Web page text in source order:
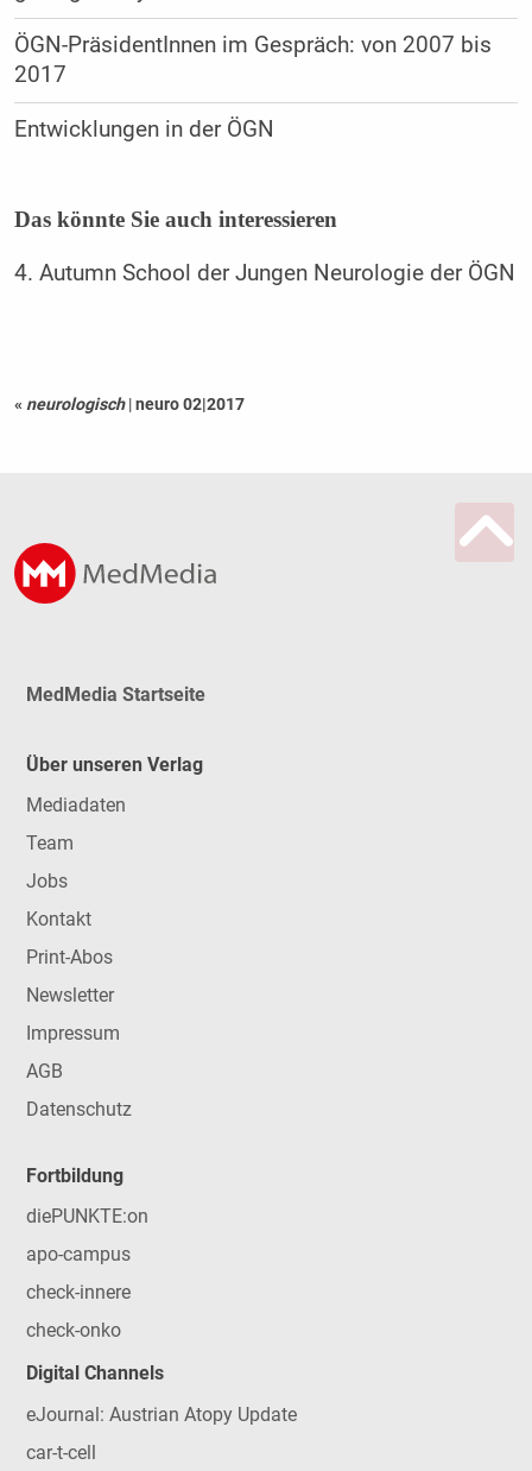
ÖGN-PräsidentInnen im Gespräch: von 2007 bis
2017
Entwicklungen in der ÖGN
Das könnte Sie auch interessieren
4. Autumn School der Jungen Neurologie der ÖGN
« neurologisch |neuro 02|2017
MedMedia Startseite
Über unseren Verlag
Mediadaten
Team
Jobs
Kontakt
Print-Abos
Newsletter
Impressum
AGB
Datenschutz
Fortbildung
diePUNKTE:on
apo-campus
check-innere
check-onko
Digital Channels
eJournal: Austrian Atopy Update
car-t-cell